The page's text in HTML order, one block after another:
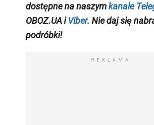
dostępne na naszymkanale
OBOZ.UA iViber. Nie daj się
podróbki!
REKLAMA